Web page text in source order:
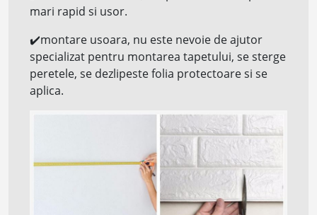
mari rapid si usor.
✔️montare usoara, nu este nevoie de ajutor
specializat pentru montarea tapetului, se sterge
peretele, se dezlipeste folia protectoare si se
aplica.